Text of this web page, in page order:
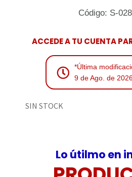
Código: S-
ACCEDE A TU CUENTA
*Última
9 de Ago. de
SIN STOCK
Lo útilmo en